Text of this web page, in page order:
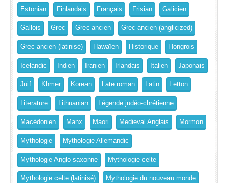
Estonian Finlandais Français Frisian Galicien
Gallois Grec Grec ancien Grec ancien (anglicized)
Grec ancien (latinisé) Hawaïen Historique Hongrois
Icelandic Indien Iranien Irlandais Italien Japonais
Juif Khmer Korean Late roman Latin Letton
Literature Lithuanian Légende judéo-chrétienne
Macédonien Manx Maori Medieval Anglais Mormon
Mythologie Mythologie Allemandic
Mythologie Anglo-saxonne Mythologie celte
Mythologie celte (latinisé) Mythologie du nouveau monde